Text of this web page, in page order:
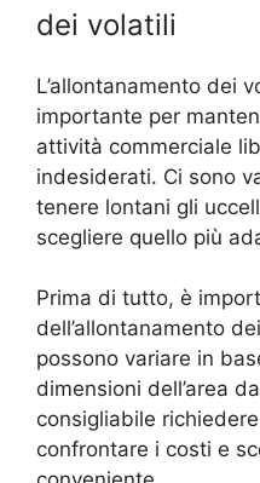
dei volatili
L’allontanamento dei
importante per
attività commerciale
indesiderati. Ci sono
tenere lontani gli
scegliere quello più
Prima di tutto, è
dell’allontanamento
possono variare in
dimensioni dell’area
consigliabile
confrontare i costi e